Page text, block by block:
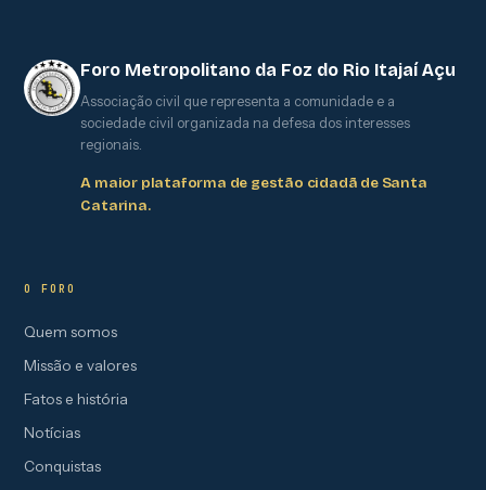
Foro Metropolitano da Foz do Rio Itajaí Açu
Associação civil que representa a comunidade e a
sociedade civil organizada na defesa dos interesses
regionais.
A maior plataforma de gestão cidadã de Santa
Catarina.
O FORO
Quem somos
Missão e valores
Fatos e história
Notícias
Conquistas